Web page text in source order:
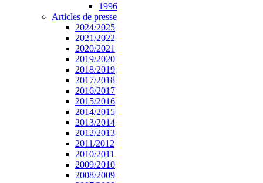
1996
Articles de presse
2024/2025
2021/2022
2020/2021
2019/2020
2018/2019
2017/2018
2016/2017
2015/2016
2014/2015
2013/2014
2012/2013
2011/2012
2010/2011
2009/2010
2008/2009